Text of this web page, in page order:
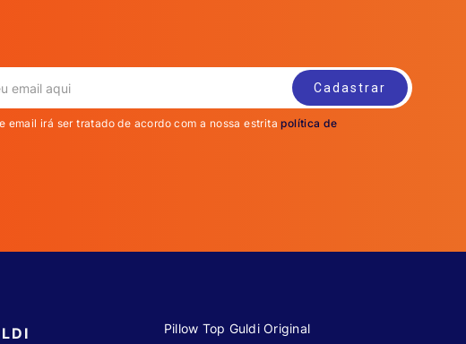
email irá ser tratado de acordo com a nossa estritapolítica de
Pillow Top Guldi Original